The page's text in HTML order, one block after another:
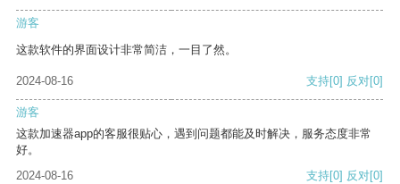
游客
这款软件的界面设计非常简洁，一目了然。
2024-08-16 支持[0] 反对[0]
游客
这款加速器app的客服很贴心，遇到问题都能及时解决，服务态度非常
好。
2024-08-16
支持[0] 反对[0]